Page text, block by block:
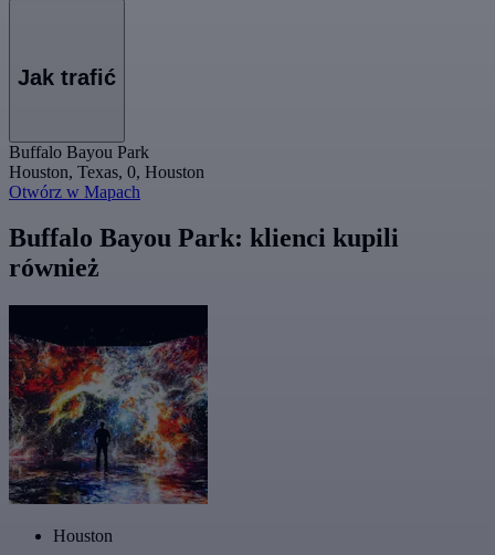
Jak trafić
Buffalo Bayou Park
Houston, Texas, 0, Houston
Otwórz w Mapach
Buffalo Bayou Park: klienci kupili
również
Houston